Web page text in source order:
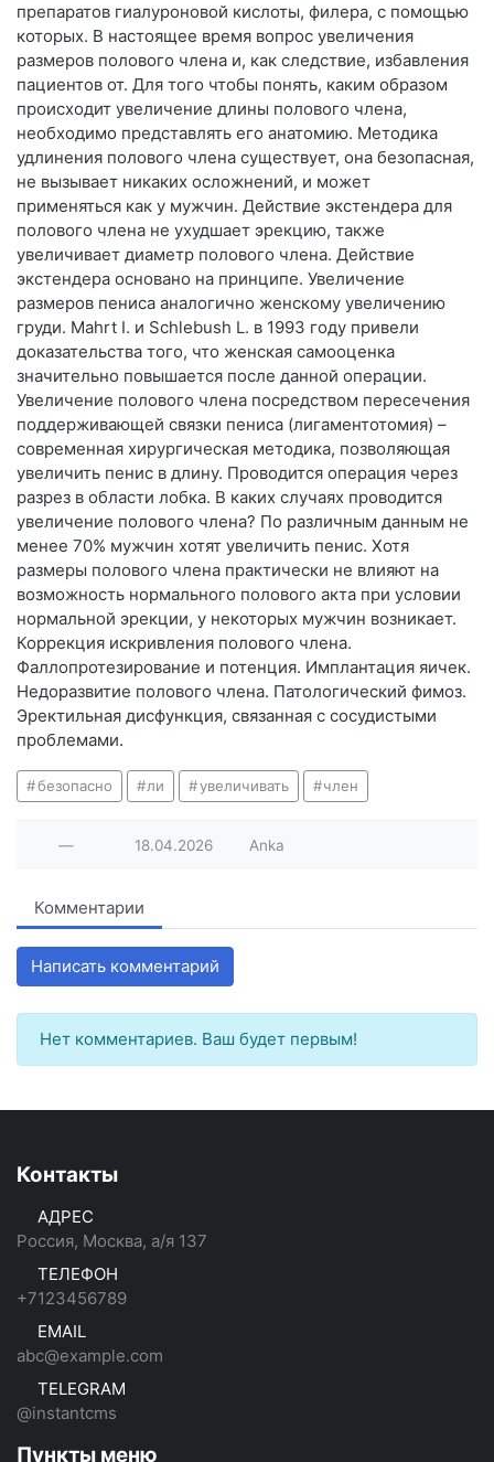
препаратов гиалуроновой кислоты, филера, с помощью
которых. В настоящее время вопрос увеличения
размеров полового члена и, как следствие, избавления
пациентов от. Для того чтобы понять, каким образом
происходит увеличение длины полового члена,
необходимо представлять его анатомию. Методика
удлинения полового члена существует, она безопасная,
не вызывает никаких осложнений, и может
применяться как у мужчин. Действие экстендера для
полового члена не ухудшает эрекцию, также
увеличивает диаметр полового члена. Действие
экстендера основано на принципе. Увеличение
размеров пениса аналогично женскому увеличению
груди. Mahrt I. и Schlebush L. в 1993 году привели
доказательства того, что женская самооценка
значительно повышается после данной операции.
Увеличение полового члена посредством пересечения
поддерживающей связки пениса (лигаментотомия) –
современная хирургическая методика, позволяющая
увеличить пенис в длину. Проводится операция через
разрез в области лобка. В каких случаях проводится
увеличение полового члена? По различным данным не
менее 70% мужчин хотят увеличить пенис. Хотя
размеры полового члена практически не влияют на
возможность нормального полового акта при условии
нормальной эрекции, у некоторых мужчин возникает.
Коррекция искривления полового члена.
Фаллопротезирование и потенция. Имплантация яичек.
Недоразвитие полового члена. Патологический фимоз.
Эректильная дисфункция, связанная с сосудистыми
проблемами.
безопасно ли увеличивать член
— 18.04.2026 Anka
Комментарии
Написать комментарий
Нет комментариев. Ваш будет первым!
Контакты
АДРЕС
Россия, Москва, а/я 137
ТЕЛЕФОН
+7123456789
EMAIL
abc@example.com
TELEGRAM
@instantcms
Пункты меню